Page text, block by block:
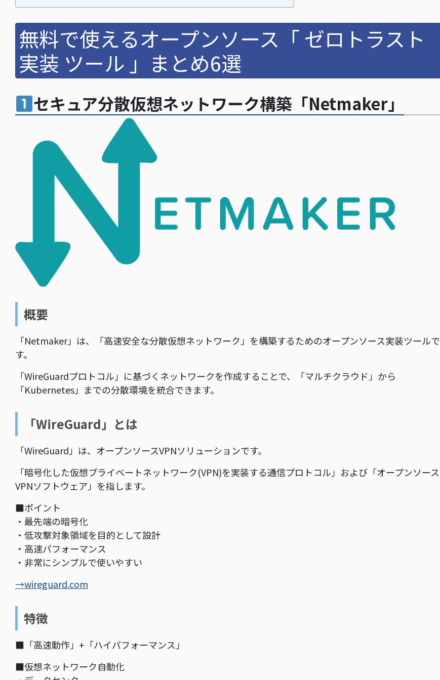
無料で使えるオープンソース「 ゼロトラスト
実装 ツール 」まとめ6選
セキュア分散仮想ネットワーク構築「Netmaker」
概要
「Netmaker」は、「高速安全な分散仮想ネットワーク」を構築するためのオープンソース実装ツールで
す。
「WireGuardプロトコル」に基づくネットワークを作成することで、「マルチクラウド」から
「Kubernetes」までの分散環境を統合できます。
「WireGuard」とは
「WireGuard」は、オープンソースVPNソリューションです。
「暗号化した仮想プライベートネットワーク(VPN)を実装する通信プロトコル」および「オープンソース
VPNソフトウェア」を指します。
■ポイント
・最先端の暗号化
・低攻撃対象領域を目的として設計
・高速パフォーマンス
・非常にシンプルで使いやすい
→wireguard.com
特徴
■「高速動作」+「ハイパフォーマンス」
■仮想ネットワーク自動化